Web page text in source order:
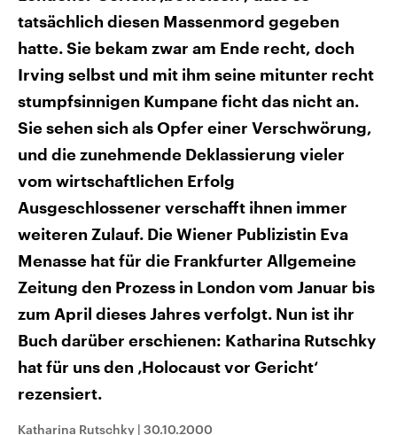
tatsächlich diesen Massenmord gegeben
hatte. Sie bekam zwar am Ende recht, doch
Irving selbst und mit ihm seine mitunter recht
stumpfsinnigen Kumpane ficht das nicht an.
Sie sehen sich als Opfer einer Verschwörung,
und die zunehmende Deklassierung vieler
vom wirtschaftlichen Erfolg
Ausgeschlossener verschafft ihnen immer
weiteren Zulauf. Die Wiener Publizistin Eva
Menasse hat für die Frankfurter Allgemeine
Zeitung den Prozess in London vom Januar bis
zum April dieses Jahres verfolgt. Nun ist ihr
Buch darüber erschienen: Katharina Rutschky
hat für uns den ‚Holocaust vor Gericht‘
rezensiert.
Katharina Rutschky | 30.10.2000